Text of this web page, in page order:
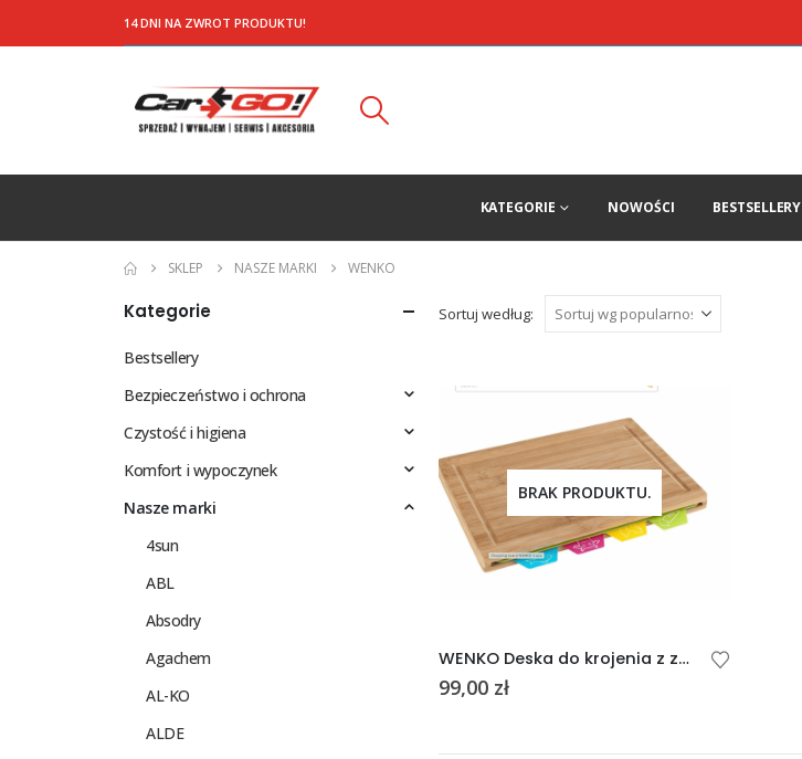
14 DNI NA ZWROT PRODUKTU!
KATEGORIE NOWOŚCI BESTSELLERY
SKLEP NASZE MARKI WENKO
Sortuj według:
BRAK PRODUKTU.
WENKO Deska do krojenia z zestawem 4 mat
99,00 zł
Kategorie
Bestsellery
Bezpieczeństwo i ochrona
Czystość i higiena
Komfort i wypoczynek
Nasze marki
4sun
ABL
Absodry
Agachem
AL-KO
ALDE